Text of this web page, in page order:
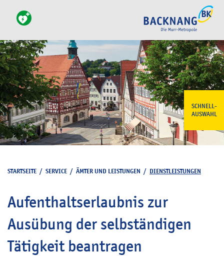
SCHNELL-
AUSWAHL
STARTSEITE / SERVICE / ÄMTER UND LEISTUNGEN / DIENSTLEISTUNGEN
Aufenthaltserlaubnis zur
Ausübung der selbständigen
Tätigkeit beantragen